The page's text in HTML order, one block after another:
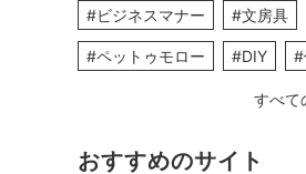
#ビジネスマナー #文房具
#ペットゥモロー #DIY #
すべて
おすすめのサイト